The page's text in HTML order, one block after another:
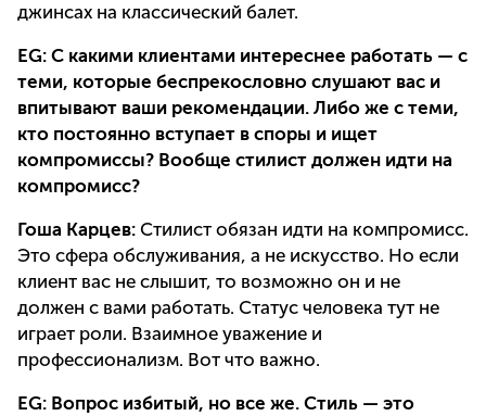
джинсах на классический балет.
EG: С какими клиентами интереснее работать — с
теми, которые беспрекословно слушают вас и
впитывают ваши рекомендации. Либо же с теми,
кто постоянно вступает в споры и ищет
компромиссы? Вообще стилист должен идти на
компромисс?
Гоша Карцев: Стилист обязан идти на компромисс.
Это сфера обслуживания, а не искусство. Но если
клиент вас не слышит, то возможно он и не
должен с вами работать. Статус человека тут не
играет роли. Взаимное уважение и
профессионализм. Вот что важно.
EG: Вопрос избитый, но все же. Стиль — это